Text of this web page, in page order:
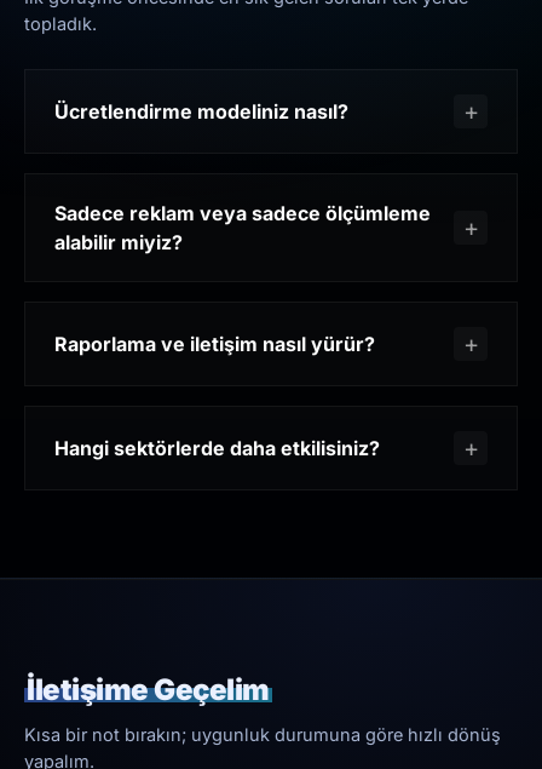
topladık.
Ücretlendirme modeliniz nasıl?
Sadece reklam veya sadece ölçümleme
alabilir miyiz?
Raporlama ve iletişim nasıl yürür?
Hangi sektörlerde daha etkilisiniz?
İletişime Geçelim
Kısa bir not bırakın; uygunluk durumuna göre hızlı dönüş
yapalım.